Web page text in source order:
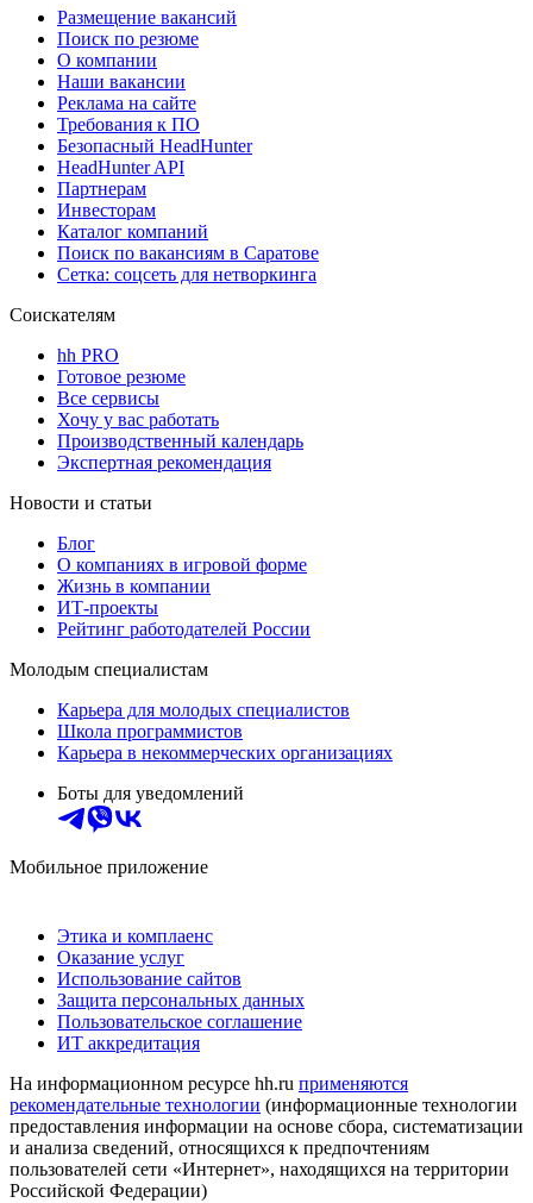
Размещение вакансий
Поиск по резюме
О компании
Наши вакансии
Реклама на сайте
Требования к ПО
Безопасный HeadHunter
HeadHunter API
Партнерам
Инвесторам
Каталог компаний
Поиск по вакансиям в Саратове
Сетка: соцсеть для нетворкинга
Соискателям
hh PRO
Готовое резюме
Все сервисы
Хочу у вас работать
Производственный календарь
Экспертная рекомендация
Новости и статьи
Блог
О компаниях в игровой форме
Жизнь в компании
ИТ-проекты
Рейтинг работодателей России
Молодым специалистам
Карьера для молодых специалистов
Школа программистов
Карьера в некоммерческих организациях
Боты для уведомлений
Мобильное приложение
Этика и комплаенс
Оказание услуг
Использование сайтов
Защита персональных данных
Пользовательское соглашение
ИТ аккредитация
На информационном ресурсе hh.ru применяются
рекомендательные технологии (информационные технологии
предоставления информации на основе сбора, систематизации
и анализа сведений, относящихся к предпочтениям
пользователей сети «Интернет», находящихся на территории
Российской Федерации)